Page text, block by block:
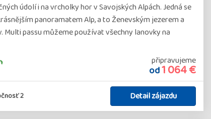
údolí i na vrcholky hor v Savojských Alpách. Jedná se
panoramatem Alp, a to Ženevským jezerem a
Multi passu můžeme používat všechny lanovky na
připravujeme
od1 064 €
2 Detail zájazdu